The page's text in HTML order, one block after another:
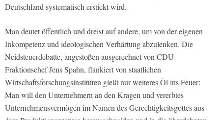
Deutschland systematisch erstickt wird.
Man deutet öffentlich und dreist auf andere, um von der eigenen
Inkompetenz und ideologischen Verhärtung abzulenken. Die
Neidsteuerdebatte, angestoßen ausgerechnet von CDU-
Fraktionschef Jens Spahn, flankiert von staatlichen
Wirtschaftsforschungsinstituten gießt nur weiteres Öl ins Feuer:
Man will den Unternehmern an den Kragen und vererbtes
Unternehmensvermögen im Namen des Gerechtigkeitsgottes aus